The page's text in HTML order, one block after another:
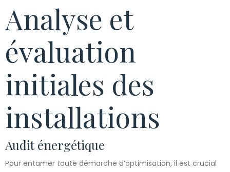
Analyse et
évaluation
initiales des
installations
Audit énergétique
Pour entamer toute démarche d’optimisation, il est crucial